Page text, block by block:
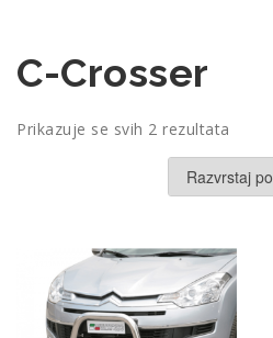
C-Crosser
Prikazuje se svih 2 rezultata
po
cijeni:
od
do
visoke